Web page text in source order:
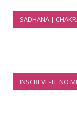
SADHANA |
INSCREVE-TE NO